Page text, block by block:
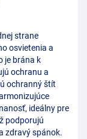
strane
osvietenia a
je brána k
ochranu a
ochranný štít
ideálny pre
podporujú
zdravý spánok.